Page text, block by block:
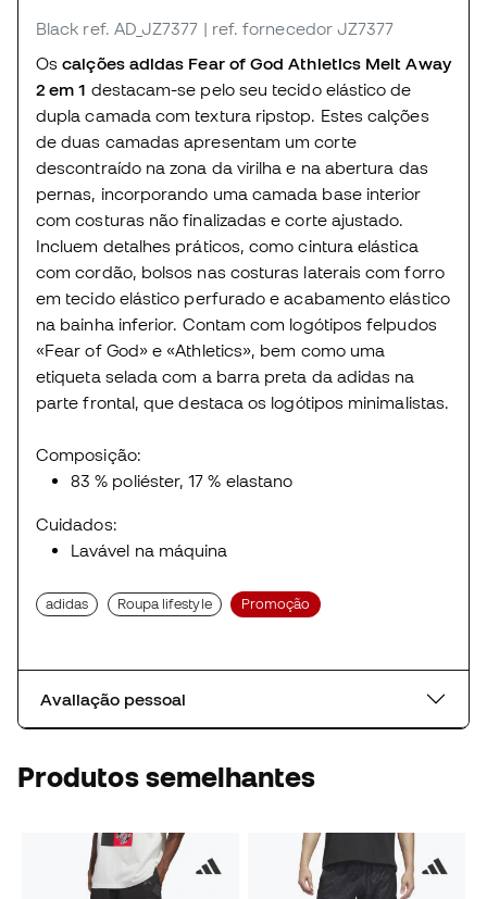
Black ref. AD_JZ7377 | ref. fornecedor JZ7377
Oscalções adidas Fear of God Athletics Melt Away
2 em 1 destacam-se pelo seu tecido elástico de
dupla camada com textura ripstop. Estes calções
de duas camadas apresentam um corte
descontraído na zona da virilha e na abertura das
pernas, incorporando uma camada base interior
com costuras não finalizadas e corte ajustado.
Incluem detalhes práticos, como cintura elástica
com cordão, bolsos nas costuras laterais com forro
em tecido elástico perfurado e acabamento elástico
na bainha inferior. Contam com logótipos felpudos
«Fear of God» e «Athletics», bem como uma
etiqueta selada com a barra preta da adidas na
parte frontal, que destaca os logótipos minimalistas.
Composição:
83 % poliéster, 17 % elastano
Cuidados:
Lavável na máquina
adidas Roupa lifestyle Promoção
Avaliação pessoal
Produtos semelhantes